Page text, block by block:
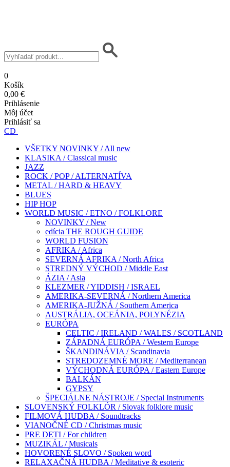
0
Košík
0,00 €
Prihlásenie
Môj účet
Prihlásiť sa
CD
VŠETKY NOVINKY / All new
KLASIKA / Classical music
JAZZ
ROCK / POP / ALTERNATÍVA
METAL / HARD & HEAVY
BLUES
HIP HOP
WORLD MUSIC / ETNO / FOLKLORE
NOVINKY / New
edícia THE ROUGH GUIDE
WORLD FUSION
AFRIKA / Africa
SEVERNÁ AFRIKA / North Africa
STREDNÝ VÝCHOD / Middle East
ÁZIA / Asia
KLEZMER / YIDDISH / ISRAEL
AMERIKA-SEVERNÁ / Northern America
AMERIKA-JUŽNÁ / Southern America
AUSTRÁLIA, OCEÁNIA, POLYNÉZIA
EURÓPA
CELTIC / IRELAND / WALES / SCOTLAND
ZÁPADNÁ EURÓPA / Western Europe
ŠKANDINÁVIA / Scandinavia
STREDOZEMNÉ MORE / Mediterranean
VÝCHODNÁ EURÓPA / Eastern Europe
BALKÁN
GYPSY
ŠPECIÁLNE NÁSTROJE / Special Instruments
SLOVENSKÝ FOLKLÓR / Slovak folklore music
FILMOVÁ HUDBA / Soundtracks
VIANOČNÉ CD / Christmas music
PRE DETI / For children
MUZIKÁL / Musicals
HOVORENÉ SLOVO / Spoken word
RELAXAČNÁ HUDBA / Meditative & esoteric